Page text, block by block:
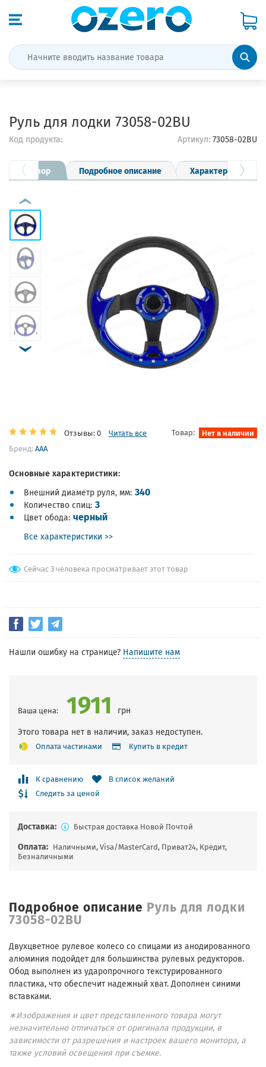
Руль для лодки 73058-02BU
Код продукта: Артикул: 73058-02BU
Обзор Подробное описание Характеристики
Отзывы: 0 Читать все Товар: Нет в наличии
Бренд:AAA
Основные характеристики:
Внешний диаметр руля, мм 340
Количество спиц 3
Цвет обода черный
Все характеристики >>
Сейчас 3 человека просматривает этот товар
Нашли ошибку на странице? Напишите нам
Ваша цена: 1911
грн
Этого товара нет в наличии, заказ недоступен.
Оплата частинами Купить в кредит
К сравнению
В список желаний
Следить за ценой
Доставка: Быстрая доставка Новой Почтой
Оплата: Наличными, Visa/MasterCard, Приват24, Кредит,
Безналичными
Подробное описание Руль для лодки
73058-02BU
Двухцветное рулевое колесо со спицами из анодированного
алюминия подойдет для большинства рулевых редукторов.
Обод выполнен из ударопрочного текстурированного
пластика, что обеспечит надежный хват. Дополнен синими
вставками.
∗Изображения и цвет представленного товара могут
незначительно отличаться от оригинала продукции, в
зависимости от разрешения и настроек вашего монитора, а
также условий освещения при съемке.